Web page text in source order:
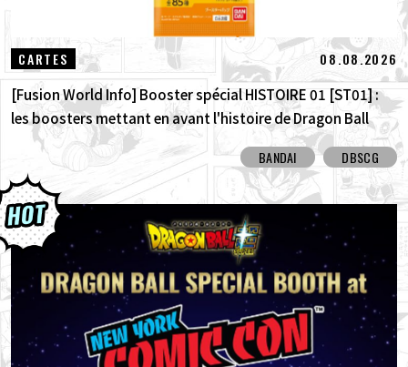
CARTES 08.08.2026
[Fusion World Info] Booster spécial HISTOIRE 01 [ST01] :
les boosters mettant en avant l'histoire de Dragon Ball
sont arrivés ! Découvrez toutes les cartes à illustration
alternative !
BANDAI DBSCG